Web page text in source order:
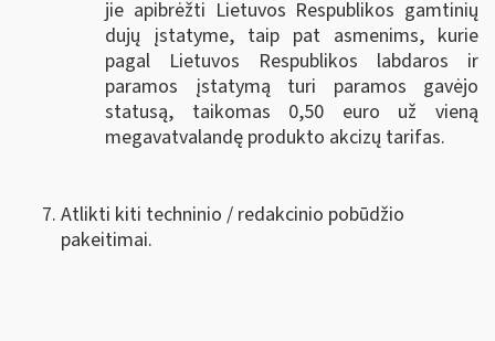
jie apibrėžti Lietuvos Respublikos gamtinių
dujų įstatyme, taip pat asmenims, kurie
pagal Lietuvos Respublikos labdaros ir
paramos įstatymą turi paramos gavėjo
statusą, taikomas 0,50 euro už vieną
megavatvalandę produkto akcizų tarifas.
Atlikti kiti techninio / redakcinio pobūdžio
pakeitimai.